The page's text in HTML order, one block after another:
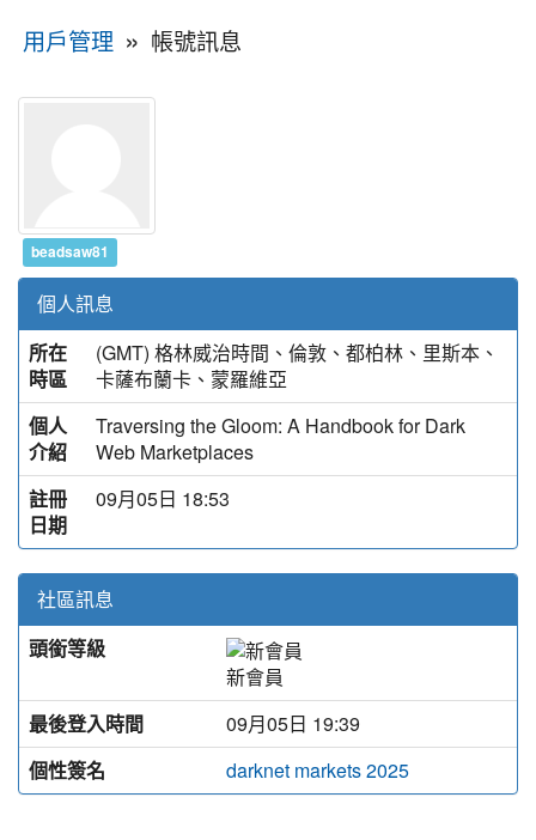
用戶管理 » 帳號訊息
beadsaw81
個人訊息
所在
時區
(GMT) 格林威治時間、倫敦、都柏林、里斯本、
卡薩布蘭卡、蒙羅維亞
個人
介紹
Traversing the Gloom: A Handbook for Dark
Web Marketplaces
註冊
日期
09月05日 18:53
社區訊息
頭銜等級
新會員
最後登入時間
09月05日 19:39
個性簽名
darknet markets 2025